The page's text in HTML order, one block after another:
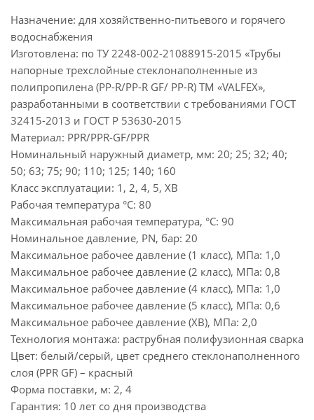
Назначение: для хозяйственно-питьевого и горячего
водоснабжения
Изготовлена: по ТУ 2248-002-21088915-2015 «Трубы
напорные трехслойные стеклонаполненные из
полипропилена (PP-R/PP-R GF/ PP-R) ТМ «VALFEX»,
разработанными в соответствии с требованиями ГОСТ
32415-2013 и ГОСТ Р 53630-2015
Материал: PPR/PPR-GF/PPR
Номинальный наружный диаметр, мм: 20; 25; 32; 40;
50; 63; 75; 90; 110; 125; 140; 160
Класс эксплуатации: 1, 2, 4, 5, ХВ
Рабочая температура °С: 80
Максимальная рабочая температура, °С: 90
Номинальное давление, PN, бар: 20
Максимальное рабочее давление (1 класс), МПа: 1,0
Максимальное рабочее давление (2 класс), МПа: 0,8
Максимальное рабочее давление (4 класс), МПа: 1,0
Максимальное рабочее давление (5 класс), МПа: 0,6
Максимальное рабочее давление (ХВ), МПа: 2,0
Технология монтажа: раструбная полифузионная сварка
Цвет: белый/серый, цвет среднего стеклонаполненного
слоя (PPR GF) – красный
Форма поставки, м: 2, 4
Гарантия: 10 лет со дня производства